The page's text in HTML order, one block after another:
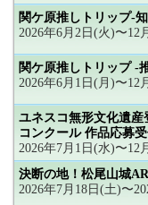
関ケ原推しトリップ-
2026年6月2日(火)〜12
関ケ原推しトリップ -
2026年6月1日(月)〜12
ユネスコ無形文化遺産
コンクール 作品応募
2026年7月1日(水)〜12
決断の地！松尾山城AR
2026年7月18日(土)〜